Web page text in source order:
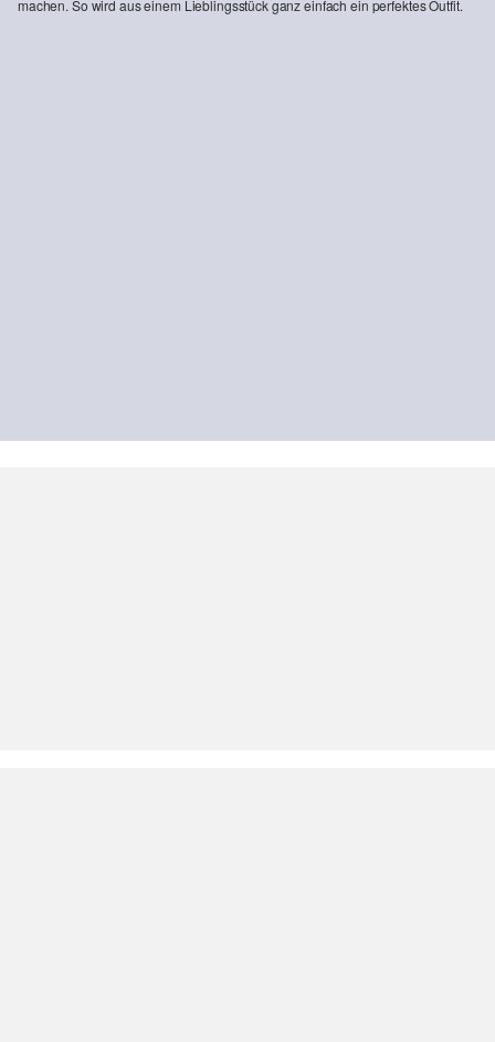
machen. So wird aus einem Lieblingsstück ganz einfach ein perfektes Outfit.